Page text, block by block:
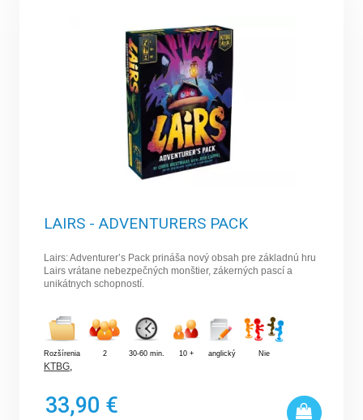
LAIRS - ADVENTURERS PACK
Lairs: Adventurer’s Pack prináša nový obsah pre základnú hru
Lairs vrátane nebezpečných monštier, zákerných pascí a
unikátnych schopností.
Rozšírenia 2 30-60 min. 10 + anglický Nie
KTBG,
33,90 €